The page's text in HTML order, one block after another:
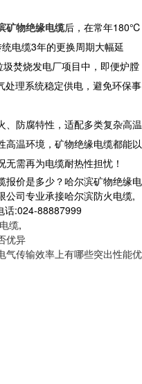
矿物绝缘电缆后，在常年180℃
电缆3年的更换周期大幅延
焚烧发电厂项目中，即便炉膛
理系统稳定供电，避免环保事
、防腐特性，适配多类复杂高温
温环境， 矿物绝缘电缆都能以
需再为电缆耐热性担忧！
报价是多少？哈尔滨矿物绝缘电
公司专业承接哈尔滨防火电缆,
话:024-88887999
缆,
优异
气传输效率上有哪些突出性能优